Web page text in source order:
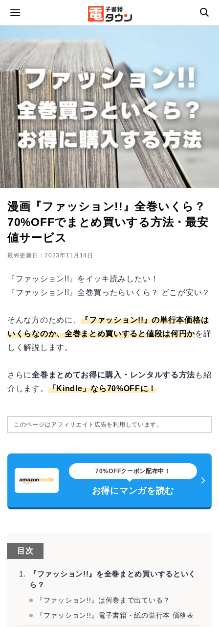
漫画『ファッション!!』全巻いくら？
70%OFFでまとめ買いする方法・最安
値サービス
最終更新日：2023年11月14日
『ファッション!!』をイッキ読みしたい！
『ファッション!!』全巻買ったらいくら？ どこが安い？
そんな方のために、『ファッション!!』の単行本価格は
いくらなのか、全巻まとめ買いすると値段は何円かを詳
しく解説します。
さらに全巻まとめてお得に購入・レンタルする方法も紹
介します。 「Kindle」なら70%OFFに！
このページはアフィリエイト広告を利用しています。
70%OFFクーポン配布中！
お得にマンガを読む
目次
『ファッション!!』を全巻まとめ買いするといく
ら？
『ファッション!!』は何巻まで出ている？
『ファッション!!』電子書籍・紙の単行本 価格表